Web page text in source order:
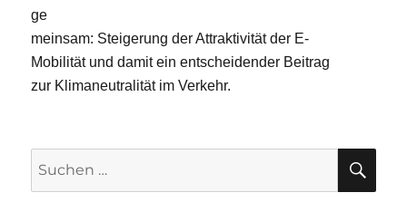
ge
meinsam: Steigerung der Attraktivität der E-
Mobilität und damit ein entscheidender Beitrag
zur Klimaneutralität im Verkehr.